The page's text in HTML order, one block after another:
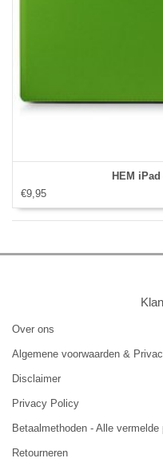
HEM
€9,95
Over ons
Algemene voorwaarden &
Disclaimer
Privacy Policy
Betaalmethoden - Alle
Retourneren